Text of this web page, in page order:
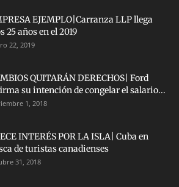
EJEMPLO|Carranza LLP llega
25 años en el 2019
22, 2019
QUITARÁN DERECHOS| Ford
su intención de congelar el salario...
1, 2018
INTERÉS POR LA ISLA| Cuba en
de turistas canadienses
31, 2018